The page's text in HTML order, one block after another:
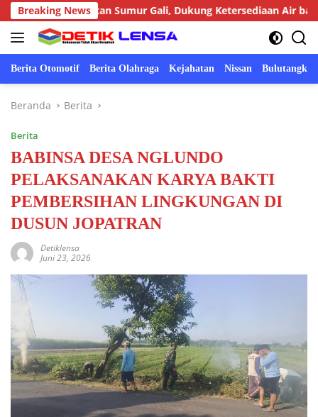
Langsung
ke
konten
Breaking NewsSumur Gali, Dukung Ketersediaan Air bagi Warga
Berita Otomotif Berita Olahraga Kejahatan Nissan Bulutangkis
Beranda Berita
Berita
BABINSA DESA NGLUNDO
PELAKSANAKAN KARYA BAKTI
PEMBERSIHAN LINGKUNGAN DI
DUSUN JOPATRAN
Detiklensa
Juni 23, 2026